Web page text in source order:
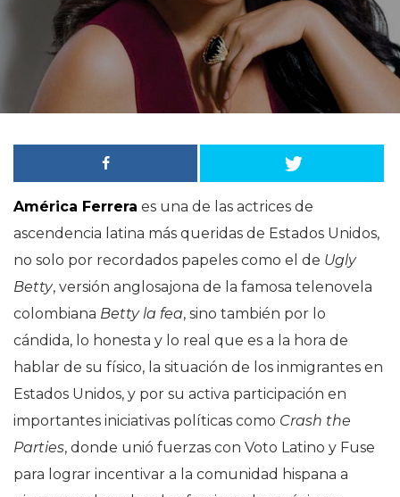
América Ferrera es una de las actrices de
ascendencia latina más queridas de Estados Unidos,
no solo por recordados papeles como el de Ugly
Betty, versión anglosajona de la famosa telenovela
colombiana Betty la fea, sino también por lo
cándida, lo honesta y lo real que es a la hora de
hablar de su físico, la situación de los inmigrantes en
Estados Unidos, y por su activa participación en
importantes iniciativas políticas como Crash the
Parties, donde unió fuerzas con Voto Latino y Fuse
para lograr incentivar a la comunidad hispana a